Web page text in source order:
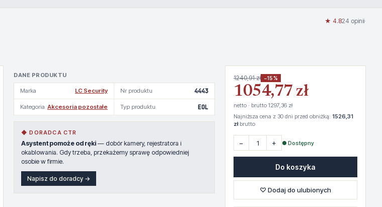
★ 4.824 opinii·
DANE PRODUKTU
Marka LC Security Nr produktu 4443
Kategoria Akcesoria pozostałe Typ produktu EOL
◆ DORADCA CTR
Asystent pomoże od ręki — dobór kamery, rejestratora i
okablowania. Gdy trzeba, przekażemy sprawę odpowiedniej
osobie w firmie.
Napisz do doradcy →
1240,91 zł −15%
1054,77 zł
netto · brutto 1297,36 zł
Najniższa cena z 30 dni przed obniżką: 1526,31
złbrutto
− + ● Dostępny
Do koszyka
♡ Dodaj do ulubionych